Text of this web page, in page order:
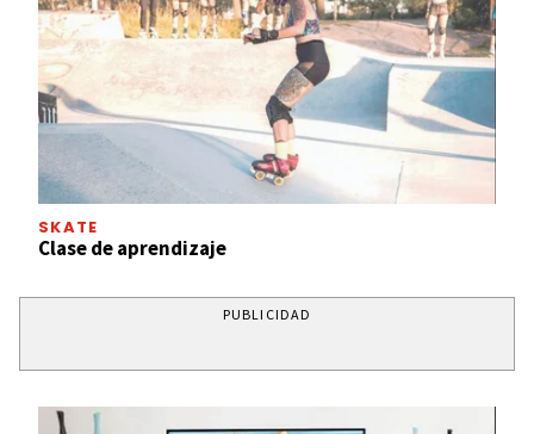
SKATE
Clase de aprendizaje
PUBLICIDAD